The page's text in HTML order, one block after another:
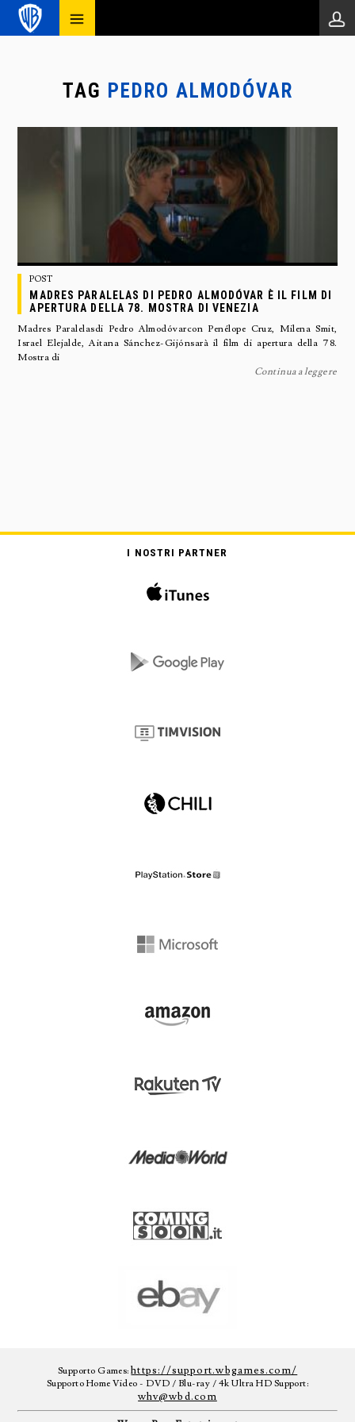
TAG PEDRO ALMODÓVAR
POST
MADRES PARALELAS DI PEDRO ALMODÓVAR È IL FILM DI
APERTURA DELLA 78. MOSTRA DI VENEZIA
Madres Paralelasdi Pedro Almodóvarcon Penélope Cruz, Milena Smit,
Israel Elejalde, Aitana Sánchez-Gijónsarà il film di apertura della 78.
Mostra di
Continua a leggere
I NOSTRI PARTNER
Supporto Games:https://support.wbgames.com/
Supporto Home Video - DVD / Blu-ray / 4k Ultra HD Support:
whv@wbd.com